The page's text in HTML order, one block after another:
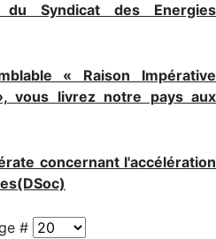
du Syndicat des Energies
« Raison Impérative
vous livrez notre pays aux
concernant l'accélération
#